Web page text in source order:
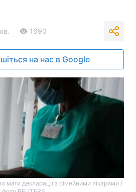
1690
на нас в Google
мати декларації з сімейними лікарями /